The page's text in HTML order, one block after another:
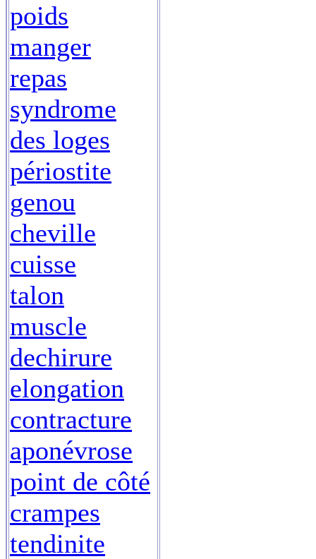
poids
manger
repas
syndrome
des loges
périostite
genou
cheville
cuisse
talon
muscle
dechirure
elongation
contracture
aponévrose
point de côté
crampes
tendinite